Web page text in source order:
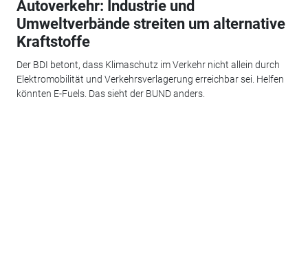
Autoverkehr: Industrie und
Umweltverbände streiten um alternative
Kraftstoffe
Der BDI betont, dass Klimaschutz im Verkehr nicht allein durch
Elektromobilität und Verkehrsverlagerung erreichbar sei. Helfen
könnten E-Fuels. Das sieht der BUND anders.